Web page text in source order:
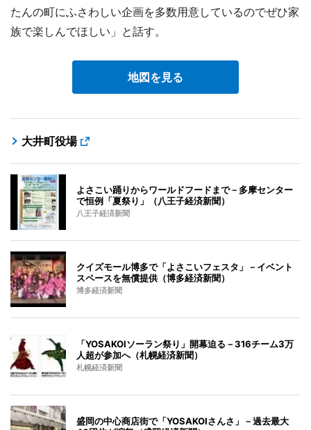
たんの町にふさわしい企画を多数用意しているのでぜひ家
族で楽しんでほしい」と話す。
地図を見る
大井町役場
よさこい踊りからワールドフードまで－多摩センター
で恒例「夏祭り」（八王子経済新聞）
八王子経済新聞
クイズモール博多で「よさこいフェスタ」－イベント
スペースを無償提供（博多経済新聞）
博多経済新聞
「YOSAKOIソーラン祭り」開幕迫る－316チーム3万
人超が参加へ（札幌経済新聞）
札幌経済新聞
盛岡の中心商店街で「YOSAKOIさんさ」－過去最大